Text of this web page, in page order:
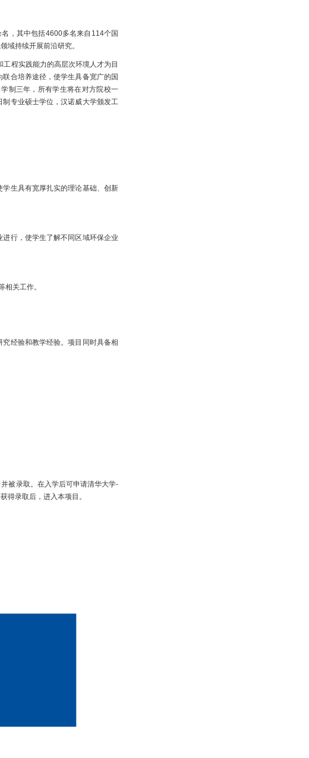
，其中包括4600多名来自114个国
域持续开展前沿研究。
程实践能力的高层次环境人才为目
合培养途径，使学生具备宽广的国
制三年，所有学生将在对方院校一
专业硕士学位，汉诺威大学颁发工
生具有宽厚扎实的理论基础、创新
行，使学生了解不同区域环保企业
相关工作。
经验和教学经验。项目同时具备相
被录取。在入学后可申请清华大学-
得录取后，进入本项目。